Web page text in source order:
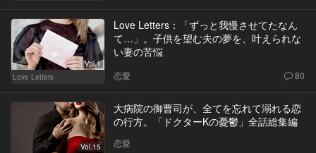
Vol.1
Love Letters
Love Letters：「ずっと我慢させてたなん
て…」。子供を望む夫の夢を、叶えられな
い妻の苦悩
恋愛 80
Vol.15
大病院の御曹司が、全てを忘れて溺れる恋
の行方。「ドクターKの憂鬱」全話総集編
恋愛